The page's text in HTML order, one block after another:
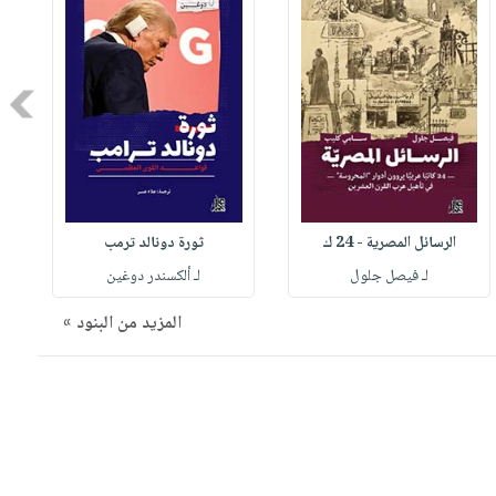
الرسائل المصرية - 24 ك
لـ فيصل جلول
ثورة دونالد ترمب
لـ ألكسندر دوغين
المزيد من البنود »